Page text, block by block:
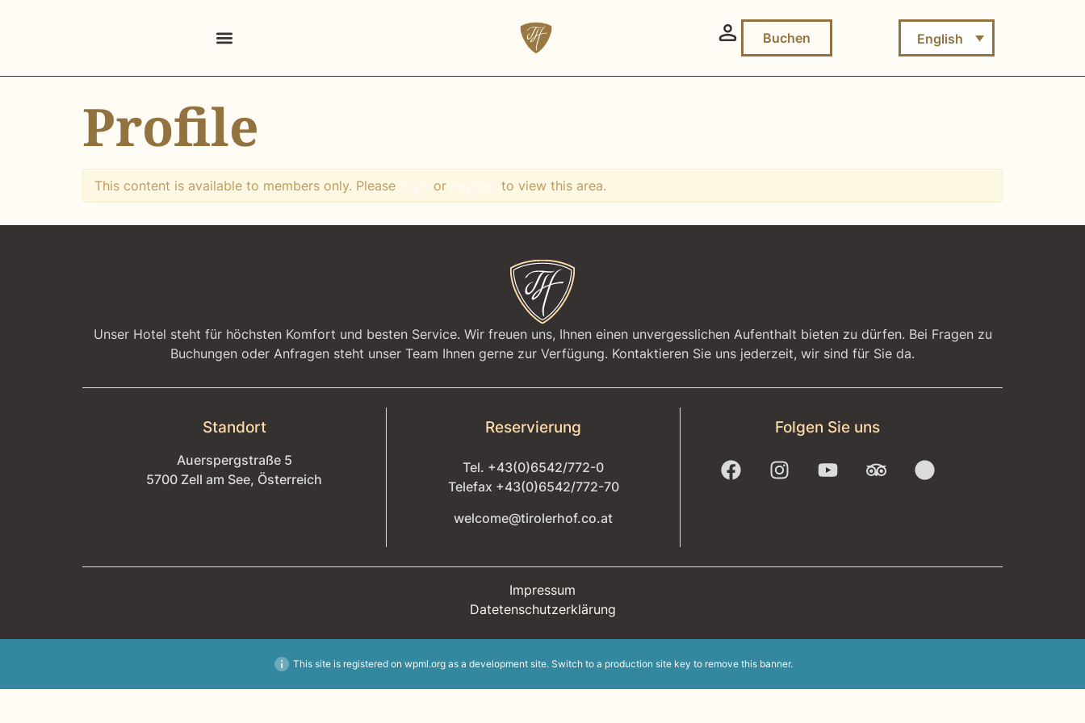
Buchen English
Profile
This content is available to members only. Please or to view this area.
Unser Hotel steht für höchsten Komfort und besten Service. Wir freuen uns, Ihnen einen unvergesslichen Aufenthalt bieten zu dürfen. Bei Fragen zu
Buchungen oder Anfragen steht unser Team Ihnen gerne zur Verfügung. Kontaktieren Sie uns jederzeit, wir sind für Sie da.
Standort
Auerspergstraße 5
5700 Zell am See, Österreich
Reservierung
Tel. +43(0)6542/772-0
Telefax +43(0)6542/772-70
welcome@tirolerhof.co.at
Folgen Sie uns
Impressum
Datetenschutzerklärung
This site is registered on wpml.orgas a development site. Switch to a production site key to remove this banner.